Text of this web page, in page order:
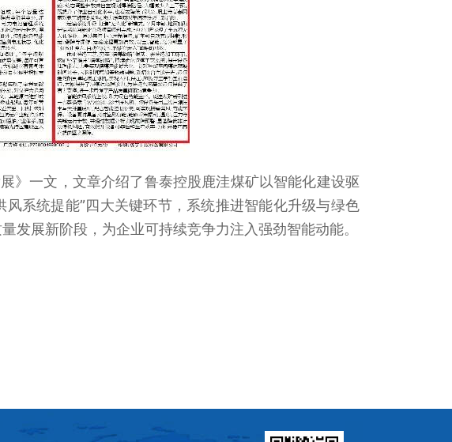
》一文，文章介绍了鲁泰控股鹿洼煤矿以智能化建设驱
系统提能”四大关键环节，系统推进智能化升级与绿色
发展新阶段，为企业可持续竞争力注入强劲智能动能。